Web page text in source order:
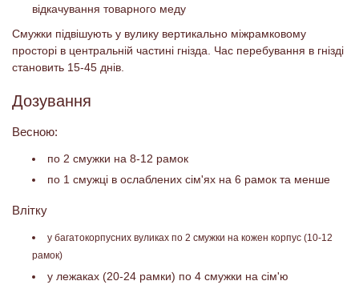
відкачування товарного меду
Смужки підвішують у вулику вертикально міжрамковому
просторі в центральній частині гнізда. Час перебування в гнізді
становить 15-45 днів.
Дозування
Весною:
по 2 смужки на 8-12 рамок
по 1 смужці в ослаблених сім'ях на 6 рамок та менше
Влітку
у багатокорпусних вуликах по 2 смужки на кожен корпус (10-12
рамок)
у лежаках (20-24 рамки) по 4 смужки на сім'ю